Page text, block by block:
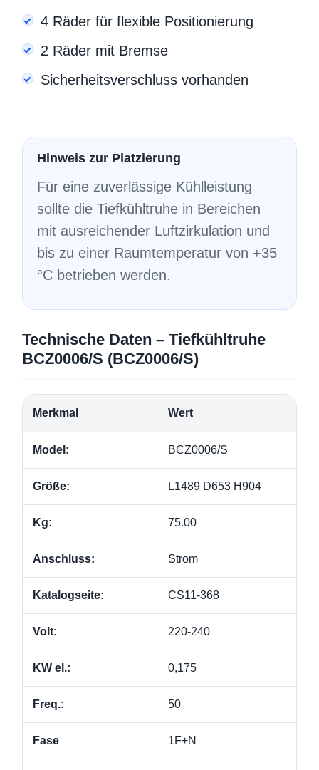
4 Räder für flexible Positionierung
2 Räder mit Bremse
Sicherheitsverschluss vorhanden
Hinweis zur Platzierung
Für eine zuverlässige Kühlleistung
sollte die Tiefkühltruhe in Bereichen
mit ausreichender Luftzirkulation und
bis zu einer Raumtemperatur von +35
°C betrieben werden.
Technische Daten – Tiefkühltruhe
BCZ0006/S (BCZ0006/S)
Merkmal Wert
Model: BCZ0006/S
Größe: L1489 D653 H904
Kg: 75.00
Anschluss: Strom
Katalogseite: CS11-368
Volt: 220-240
KW el.: 0,175
Freq.: 50
Fase 1F+N